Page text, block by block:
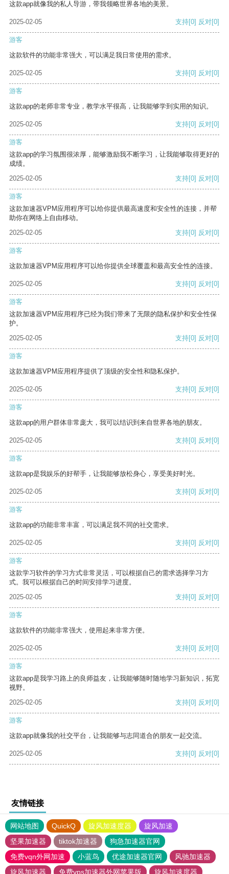
这款app就像我的私人导游，带我领略世界各地的美景。
2025-02-05 支持[0] 反对[0]
游客
这款软件的功能非常强大，可以满足我日常使用的需求。
2025-02-05 支持[0] 反对[0]
游客
这款app的老师非常专业，教学水平很高，让我能够学到实用的知识。
2025-02-05 支持[0] 反对[0]
游客
这款app的学习氛围很浓厚，能够激励我不断学习，让我能够取得更好的
成绩。
2025-02-05
支持[0] 反对[0]
游客
这款加速器VPM应用程序可以给你提供最高速度和安全性的连接，并帮
助你在网络上自由移动。
2025-02-05
支持[0] 反对[0]
游客
这款加速器VPM应用程序可以给你提供全球覆盖和最高安全性的连接。
2025-02-05 支持[0] 反对[0]
游客
这款加速器VPM应用程序已经为我们带来了无限的隐私保护和安全性保
护。
2025-02-05
支持[0] 反对[0]
游客
这款加速器VPM应用程序提供了顶级的安全性和隐私保护。
2025-02-05 支持[0] 反对[0]
游客
这款app的用户群体非常庞大，我可以结识到来自世界各地的朋友。
2025-02-05 支持[0] 反对[0]
游客
这款app是我娱乐的好帮手，让我能够放松身心，享受美好时光。
2025-02-05 支持[0] 反对[0]
游客
这款app的功能非常丰富，可以满足我不同的社交需求。
2025-02-05 支持[0] 反对[0]
游客
这款学习软件的学习方式非常灵活，可以根据自己的需求选择学习方
式。我可以根据自己的时间安排学习进度。
2025-02-05
支持[0] 反对[0]
游客
这款软件的功能非常强大，使用起来非常方便。
2025-02-05 支持[0] 反对[0]
游客
这款app是我学习路上的良师益友，让我能够随时随地学习新知识，拓宽
视野。
2025-02-05
支持[0] 反对[0]
游客
这款app就像我的社交平台，让我能够与志同道合的朋友一起交流。
2025-02-05 支持[0] 反对[0]
友情链接
网站地图 QuickQ 旋风加速度器
旋风加速
坚果加速器
tiktok加速器
狗急加速器官网
免费vqn外网加速
小蓝鸟 优途加速器官网
风驰加速器
旋风加速器
免费vps加速器外网苹果版 旋风加速度器